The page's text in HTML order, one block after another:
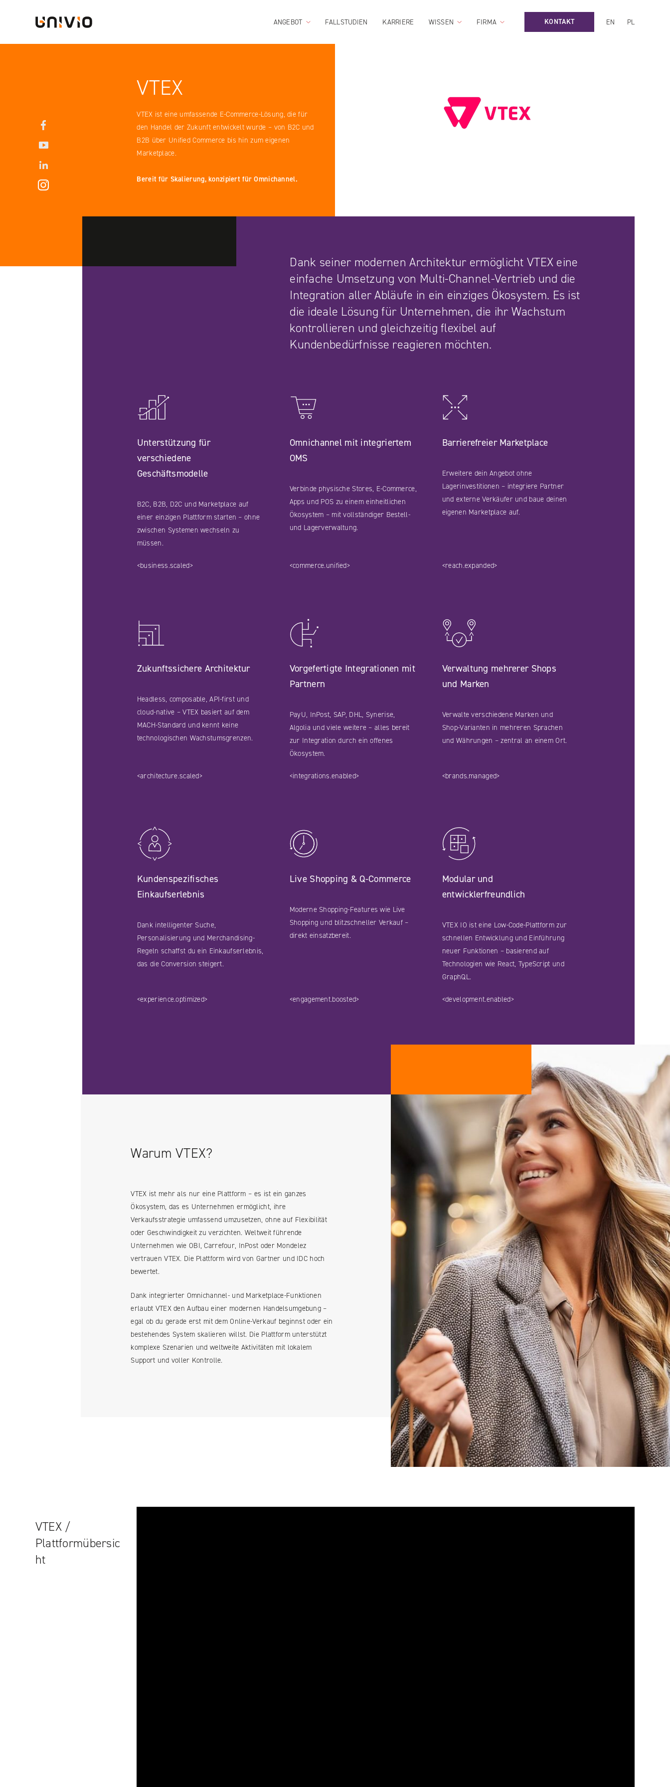
ANGEBOT FALLSTUDIEN KARRIERE WISSEN FIRMA KONTAKT EN PL
VTEX
VTEX ist eine umfassende E-Commerce-Lösung, die für
den Handel der Zukunft entwickelt wurde – von B2C und
B2B über Unified Commerce bis hin zum eigenen
Marketplace.
Bereit für Skalierung, konzipiert für Omnichannel.
Dank seiner modernen Architektur ermöglicht VTEX eine
einfache Umsetzung von Multi-Channel-Vertrieb und die
Integration aller Abläufe in ein einziges Ökosystem. Es ist
die ideale Lösung für Unternehmen, die ihr Wachstum
kontrollieren und gleichzeitig flexibel auf
Kundenbedürfnisse reagieren möchten.
Unterstützung für
verschiedene
Geschäftsmodelle
B2C, B2B, D2C und Marketplace auf
einer einzigen Plattform starten – ohne
zwischen Systemen wechseln zu
müssen.
<business.scaled>
Omnichannel mit integriertem
OMS
Verbinde physische Stores, E-Commerce,
Apps und POS zu einem einheitlichen
Ökosystem – mit vollständiger Bestell-
und Lagerverwaltung.
<commerce.unified>
Barrierefreier Marketplace
Erweitere dein Angebot ohne
Lagerinvestitionen – integriere Partner
und externe Verkäufer und baue deinen
eigenen Marketplace auf.
<reach.expanded>
Zukunftssichere Architektur
Headless, composable, API-first und
cloud-native – VTEX basiert auf dem
MACH-Standard und kennt keine
technologischen Wachstumsgrenzen.
<architecture.scaled>
Vorgefertigte Integrationen mit
Partnern
PayU, InPost, SAP, DHL, Synerise,
Algolia und viele weitere – alles bereit
zur Integration durch ein offenes
Ökosystem.
<integrations.enabled>
Verwaltung mehrerer Shops
und Marken
Verwalte verschiedene Marken und
Shop-Varianten in mehreren Sprachen
und Währungen – zentral an einem Ort.
<brands.managed>
Kundenspezifisches
Einkaufserlebnis
Dank intelligenter Suche,
Personalisierung und Merchandising-
Regeln schaffst du ein Einkaufserlebnis,
das die Conversion steigert.
<experience.optimized>
Live Shopping & Q-Commerce
Moderne Shopping-Features wie Live
Shopping und blitzschneller Verkauf –
direkt einsatzbereit.
<engagement.boosted>
Modular und
entwicklerfreundlich
VTEX IO ist eine Low-Code-Plattform zur
schnellen Entwicklung und Einführung
neuer Funktionen – basierend auf
Technologien wie React, TypeScript und
GraphQL.
<development.enabled>
Warum VTEX?
VTEX ist mehr als nur eine Plattform – es ist ein ganzes
Ökosystem, das es Unternehmen ermöglicht, ihre
Verkaufsstrategie umfassend umzusetzen, ohne auf Flexibilität
oder Geschwindigkeit zu verzichten. Weltweit führende
Unternehmen wie OBI, Carrefour, InPost oder Mondelez
vertrauen VTEX. Die Plattform wird von Gartner und IDC hoch
bewertet.
Dank integrierter Omnichannel- und Marketplace-Funktionen
erlaubt VTEX den Aufbau einer modernen Handelsumgebung –
egal ob du gerade erst mit dem Online-Verkauf beginnst oder ein
bestehendes System skalieren willst. Die Plattform unterstützt
komplexe Szenarien und weltweite Aktivitäten mit lokalem
Support und voller Kontrolle.
VTEX /
Plattformübersic
ht